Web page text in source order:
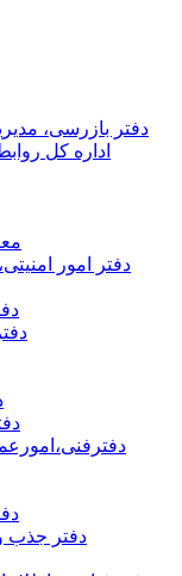
دفتر بازرسی،
اداره کل
دفتر امور
دفتر جذب